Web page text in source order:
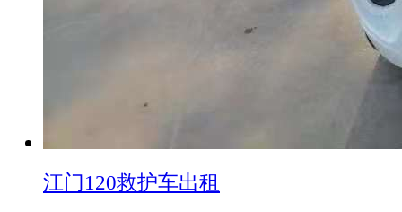
江门120救护车出租